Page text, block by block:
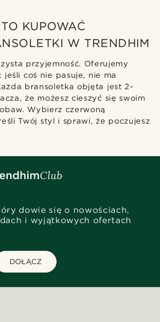
KUPOWAĆ
W TRENDHIM
przyjemność. Oferujemy
coś nie pasuje, nie ma
bransoletka objęta jest 2-
że możesz cieszyć się swoim
Wybierz czerwoną
Twój styl i sprawi, że poczujesz
dowie się o nowościach,
i wyjątkowych ofertach
DOŁĄCZ